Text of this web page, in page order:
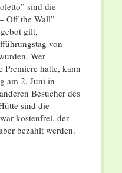
sind die
Off the Wall”
gilt,
von
Wer
Premiere hatte, kann
am 2. Juni in
Besucher des
sind die
kostenfrei, der
bezahlt werden.